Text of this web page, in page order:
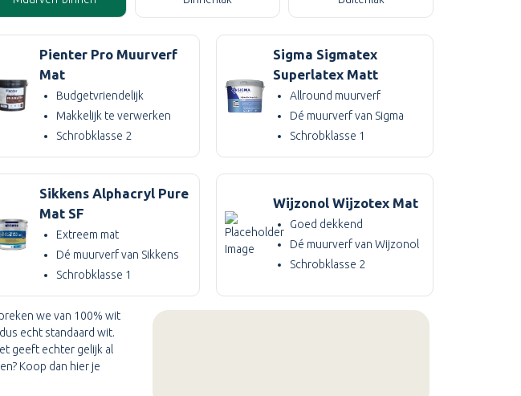
Pienter Pro Muurverf
Mat
Budgetvriendelijk
Makkelijk te verwerken
Schrobklasse 2
Sigma Sigmatex
Superlatex Matt
Allround muurverf
Dé muurverf van Sigma
Schrobklasse 1
Sikkens Alphacryl Pure
Mat SF
Extreem mat
Dé muurverf van Sikkens
Schrobklasse 1
Wijzonol Wijzotex Mat
Goed dekkend
Dé muurverf van Wijzonol
Schrobklasse 2
we van 100% wit
echt standaard wit.
geeft echter gelijk al
Koop dan hier je